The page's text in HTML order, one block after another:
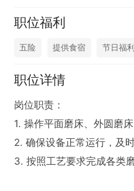
职位福利
五险 提供食宿 节日福利
职位详情
岗位职责：
1. 操作平面磨床、外圆磨
2. 确保设备正常运行，及
3. 按照工艺要求完成各类